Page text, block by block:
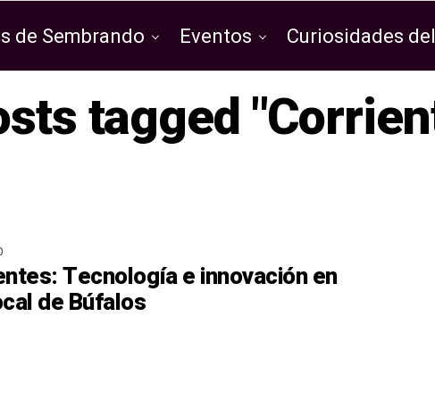
de Sembrando Eventos Curiosidades
tagged
Tecnología e innovación en
de Búfalos